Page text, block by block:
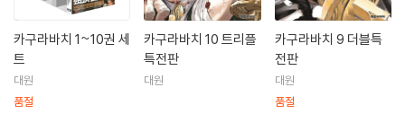
카구라바치 1~10권 세
트
대원
품절
카구라바치 10 트리플
특전판
대원
카구라바치 9 더블특
전판
대원
품절